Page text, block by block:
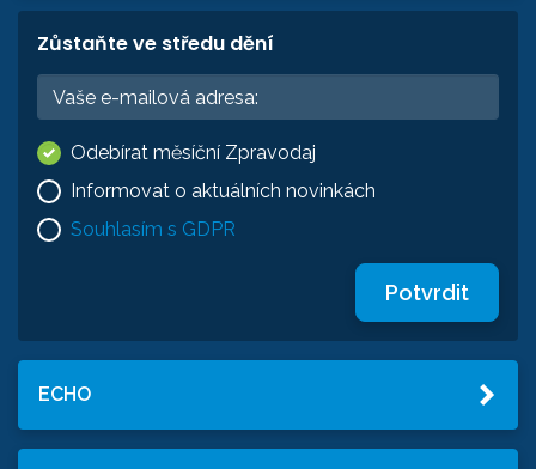
Zůstaňte ve středu dění
Odebírat měsíční Zpravodaj
Informovat o aktuálních novinkách
Souhlasím s GDPR
Potvrdit
ECHO